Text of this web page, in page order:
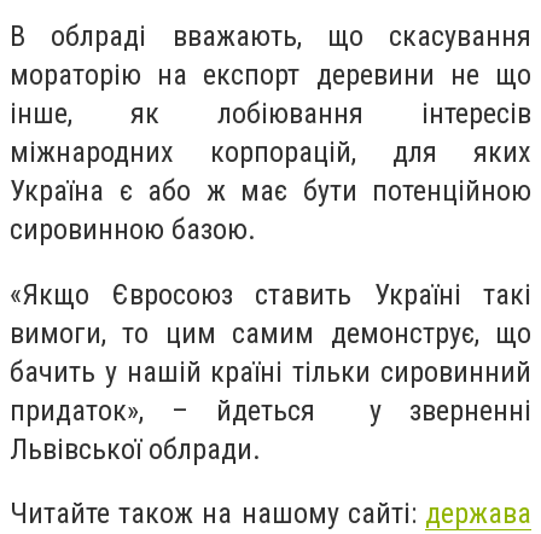
В облраді вважають, що скасування
мораторію на експорт деревини не що
інше, як лобіювання інтересів
міжнародних корпорацій, для яких
Україна є або ж має бути потенційною
сировинною базою.
«Якщо Євросоюз ставить Україні такі
вимоги, то цим самим демонструє, що
бачить у нашій країні тільки сировинний
придаток», – йдеться у зверненні
Львівської облради.
Читайте також на нашому сайті: держава